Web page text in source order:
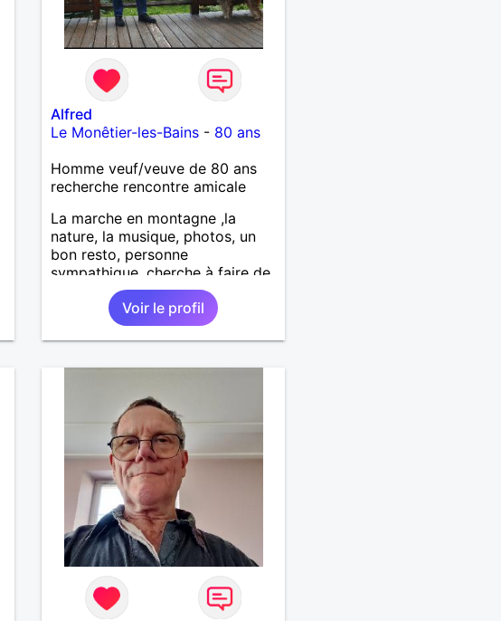
Alfred
Le Monêtier-les-Bains - 80 ans
Homme veuf/veuve de 80 ans
recherche rencontre amicale
La marche en montagne ,la
nature, la musique, photos, un
bon resto, personne
sympathique, cherche à faire de
nouvelles connaissances .
Voir le profil